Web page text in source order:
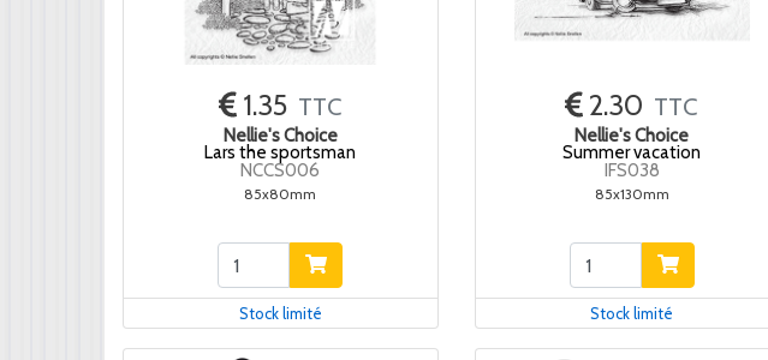
1.35 TTC
Nellie's Choice
Lars the sportsman
NCCS006
85x80mm
Stock limité
2.30 TTC
Nellie's Choice
Summer vacation
IFS038
85x130mm
Stock limité